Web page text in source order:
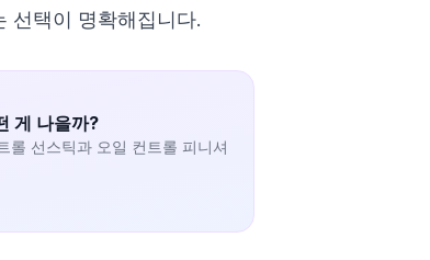
선택이 명확해집니다.
게 나을까?
롤 선스틱과 오일 컨트롤 피니셔